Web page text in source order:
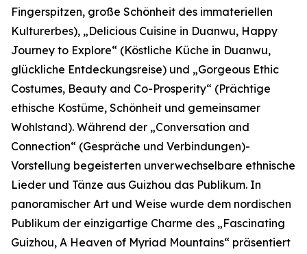
Fingerspitzen, große Schönheit des immateriellen
Kulturerbes), „Delicious Cuisine in Duanwu, Happy
Journey to Explore“ (Köstliche Küche in Duanwu,
glückliche Entdeckungsreise) und „Gorgeous Ethic
Costumes, Beauty and Co-Prosperity“ (Prächtige
ethische Kostüme, Schönheit und gemeinsamer
Wohlstand). Während der „Conversation and
Connection“ (Gespräche und Verbindungen)-
Vorstellung begeisterten unverwechselbare ethnische
Lieder und Tänze aus Guizhou das Publikum. In
panoramischer Art und Weise wurde dem nordischen
Publikum der einzigartige Charme des „Fascinating
Guizhou, A Heaven of Myriad Mountains“ präsentiert